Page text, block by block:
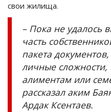
свои жилища.
– Пока не удалось
часть
пакета
личные
алиментам или
рассказал аким
Ардак Ксентаев.